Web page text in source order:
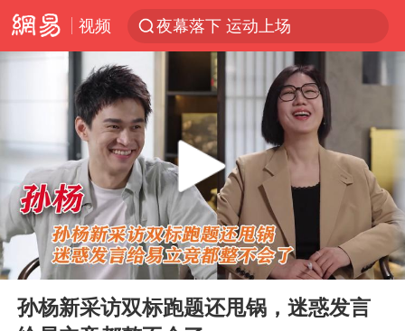
视频
夜幕落下 运动上场
四川宜宾市高县发生4.9级地震
97岁英国奶奶飞上天再破吉尼斯纪录
27岁女子组织卖淫集团被悬赏通缉
泰国校园枪击案死亡人数升至7人
泸溪河：桃酥吃出金属牙冠视频不实
美国将对多晶硅衍生品加征15%关税
改名后的“青海拉面”店
Play
00:00 03:57
孙杨新采访双标跑题还甩锅，迷惑发言